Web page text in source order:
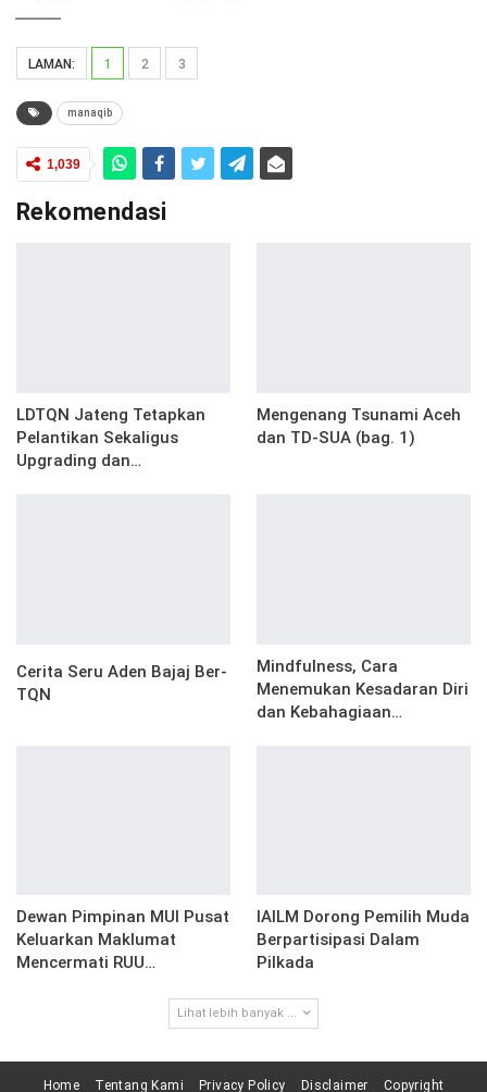
LAMAN: 1 2 3
manaqib
1,039
Rekomendasi
LDTQN Jateng Tetapkan
Pelantikan Sekaligus
Upgrading dan…
Mengenang Tsunami Aceh
dan TD-SUA (bag. 1)
Cerita Seru Aden Bajaj Ber-
TQN
Mindfulness, Cara
Menemukan Kesadaran Diri
dan Kebahagiaan…
Dewan Pimpinan MUI Pusat
Keluarkan Maklumat
Mencermati RUU…
IAILM Dorong Pemilih Muda
Berpartisipasi Dalam
Pilkada
Lihat lebih banyak ...
Home Tentang Kami Privacy Policy Disclaimer Copyright